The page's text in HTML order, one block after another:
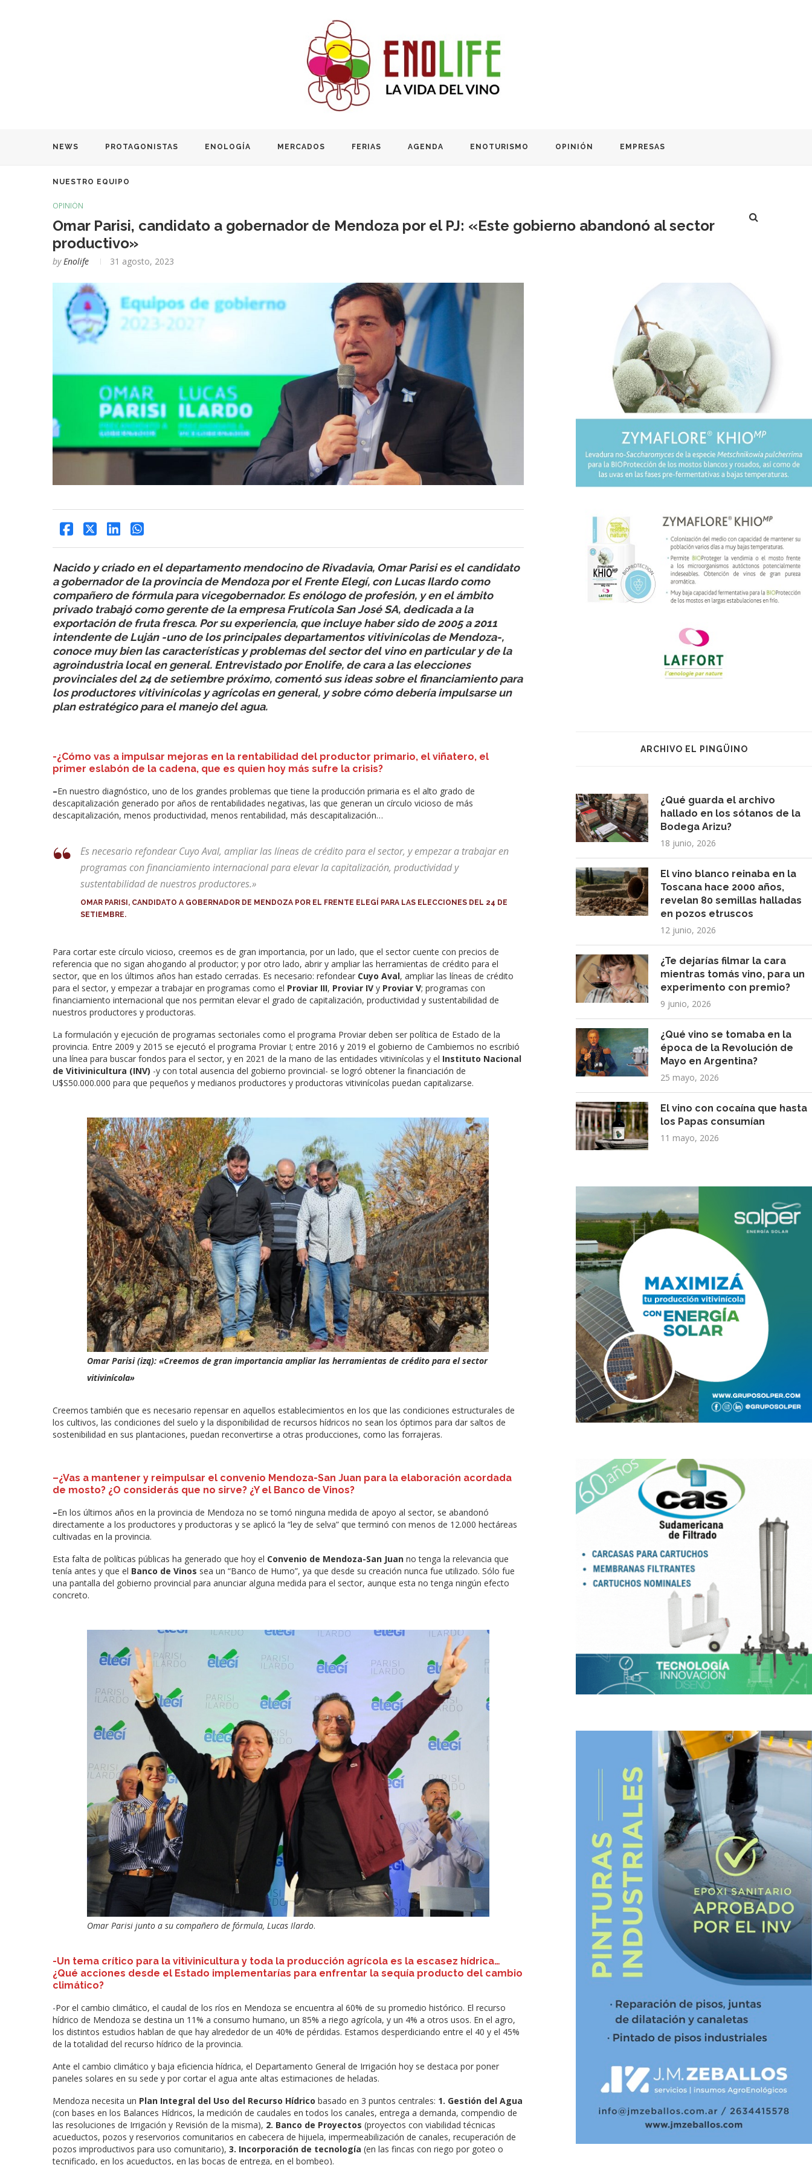
NEWS PROTAGONISTAS ENOLOGÍA MERCADOS FERIAS AGENDA ENOTURISMO OPINIÓN EMPRESAS
NUESTRO EQUIPO
OPINIÓN
Omar Parisi, candidato a gobernador de Mendoza por el PJ: «Este gobierno abandonó al sector
productivo»
by Enolife 31 agosto, 2023
Nacido y criado en el departamento mendocino de Rivadavia, Omar Parisi es el candidato
a gobernador de la provincia de Mendoza por el Frente Elegí, con Lucas Ilardo como
compañero de fórmula para vicegobernador. Es enólogo de profesión, y en el ámbito
privado trabajó como gerente de la empresa Frutícola San José SA, dedicada a la
exportación de fruta fresca. Por su experiencia, que incluye haber sido de 2005 a 2011
intendente de Luján -uno de los principales departamentos vitivinícolas de Mendoza-,
conoce muy bien las características y problemas del sector del vino en particular y de la
agroindustria local en general. Entrevistado por Enolife, de cara a las elecciones
provinciales del 24 de setiembre próximo, comentó sus ideas sobre el financiamiento para
los productores vitivinícolas y agrícolas en general, y sobre cómo debería impulsarse un
plan estratégico para el manejo del agua.
-¿Cómo vas a impulsar mejoras en la rentabilidad del productor primario, el viñatero, el
primer eslabón de la cadena, que es quien hoy más sufre la crisis?
–En nuestro diagnóstico, uno de los grandes problemas que tiene la producción primaria es el alto grado de
descapitalización generado por años de rentabilidades negativas, las que generan un círculo vicioso de más
descapitalización, menos productividad, menos rentabilidad, más descapitalización…
Es necesario refondear Cuyo Aval, ampliar las líneas de crédito para el sector, y empezar a trabajar en
programas con financiamiento internacional para elevar la capitalización, productividad y
sustentabilidad de nuestros productores.»
OMAR PARISI, CANDIDATO A GOBERNADOR DE MENDOZA POR EL FRENTE ELEGÍ PARA LAS ELECCIONES DEL 24 DE
SETIEMBRE.
Para cortar este círculo vicioso, creemos es de gran importancia, por un lado, que el sector cuente con precios de
referencia que no sigan ahogando al productor; y por otro lado, abrir y ampliar las herramientas de crédito para el
sector, que en los últimos años han estado cerradas. Es necesario: refondear Cuyo Aval, ampliar las líneas de crédito
para el sector, y empezar a trabajar en programas como el Proviar III, Proviar IV y Proviar V; programas con
financiamiento internacional que nos permitan elevar el grado de capitalización, productividad y sustentabilidad de
nuestros productores y productoras.
La formulación y ejecución de programas sectoriales como el programa Proviar deben ser política de Estado de la
provincia. Entre 2009 y 2015 se ejecutó el programa Proviar I; entre 2016 y 2019 el gobierno de Cambiemos no escribió
una línea para buscar fondos para el sector, y en 2021 de la mano de las entidades vitivinícolas y el Instituto Nacional
de Vitivinicultura (INV) -y con total ausencia del gobierno provincial- se logró obtener la financiación de
U$S50.000.000 para que pequeños y medianos productores y productoras vitivinícolas puedan capitalizarse.
Omar Parisi (izq): «Creemos de gran importancia ampliar las herramientas de crédito para el sector
vitivinícola»
Creemos también que es necesario repensar en aquellos establecimientos en los que las condiciones estructurales de
los cultivos, las condiciones del suelo y la disponibilidad de recursos hídricos no sean los óptimos para dar saltos de
sostenibilidad en sus plantaciones, puedan reconvertirse a otras producciones, como las forrajeras.
–¿Vas a mantener y reimpulsar el convenio Mendoza-San Juan para la elaboración acordada
de mosto? ¿O considerás que no sirve? ¿Y el Banco de Vinos?
–En los últimos años en la provincia de Mendoza no se tomó ninguna medida de apoyo al sector, se abandonó
directamente a los productores y productoras y se aplicó la “ley de selva” que terminó con menos de 12.000 hectáreas
cultivadas en la provincia.
Esta falta de políticas públicas ha generado que hoy el Convenio de Mendoza-San Juan no tenga la relevancia que
tenía antes y que el Banco de Vinos sea un “Banco de Humo”, ya que desde su creación nunca fue utilizado. Sólo fue
una pantalla del gobierno provincial para anunciar alguna medida para el sector, aunque esta no tenga ningún efecto
concreto.
Omar Parisi junto a su compañero de fórmula, Lucas Ilardo.
-Un tema crítico para la vitivinicultura y toda la producción agrícola es la escasez hídrica…
¿Qué acciones desde el Estado implementarías para enfrentar la sequía producto del cambio
climático?
-Por el cambio climático, el caudal de los ríos en Mendoza se encuentra al 60% de su promedio histórico. El recurso
hídrico de Mendoza se destina un 11% a consumo humano, un 85% a riego agrícola, y un 4% a otros usos. En el agro,
los distintos estudios hablan de que hay alrededor de un 40% de pérdidas. Estamos desperdiciando entre el 40 y el 45%
de la totalidad del recurso hídrico de la provincia.
Ante el cambio climático y baja eficiencia hídrica, el Departamento General de Irrigación hoy se destaca por poner
paneles solares en su sede y por cortar el agua ante altas estimaciones de heladas.
Mendoza necesita un Plan Integral del Uso del Recurso Hídrico basado en 3 puntos centrales: 1. Gestión del Agua
(con bases en los Balances Hídricos, la medición de caudales en todos los canales, entrega a demanda, compendio de
las resoluciones de Irrigación y Revisión de la misma), 2. Banco de Proyectos (proyectos con viabilidad técnicas
acueductos, pozos y reservorios comunitarios en cabecera de hijuela, impermeabilización de canales, recuperación de
pozos improductivos para uso comunitario), 3. Incorporación de tecnología (en las fincas con riego por goteo o
tecnificado, en los acueductos, en las bocas de entrega, en el bombeo).
ARCHIVO EL PINGÜINO
¿Qué guarda el archivo
hallado en los sótanos de la
Bodega Arizu?
18 junio, 2026
El vino blanco reinaba en la
Toscana hace 2000 años,
revelan 80 semillas halladas
en pozos etruscos
12 junio, 2026
¿Te dejarías filmar la cara
mientras tomás vino, para un
experimento con premio?
9 junio, 2026
¿Qué vino se tomaba en la
época de la Revolución de
Mayo en Argentina?
25 mayo, 2026
El vino con cocaína que hasta
los Papas consumían
11 mayo, 2026